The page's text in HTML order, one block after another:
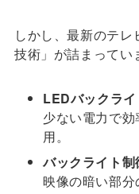
しかし、最新のテ
技術」が詰まってい
LEDバックラ
少ない電力で
用。
バックライト制
映像の暗い部